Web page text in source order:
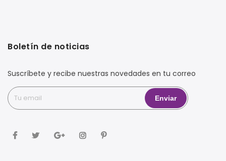
Boletín de noticias
Suscríbete y recibe nuestras novedades en tu correo